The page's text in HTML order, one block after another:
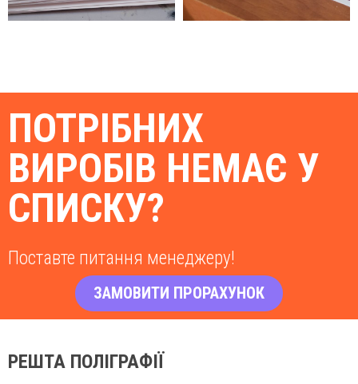
ПОТРІБНИХ
ВИРОБІВ НЕМАЄ У
СПИСКУ?
Поставте питання менеджеру!
ЗАМОВИТИ ПРОРАХУНОК
РЕШТА ПОЛІГРАФІЇ